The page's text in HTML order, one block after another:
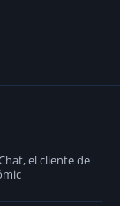
el cliente de